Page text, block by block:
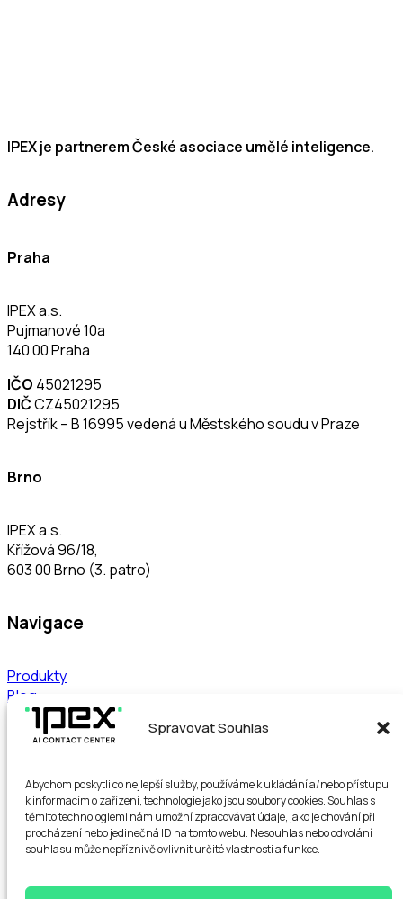
Spravovat Souhlas
Abychom poskytli co nejlepší služby, používáme k ukládání a/nebo přístupu
k informacím o zařízení, technologie jako jsou soubory cookies. Souhlas s
těmito technologiemi nám umožní zpracovávat údaje, jako je chování při
procházení nebo jedinečná ID na tomto webu. Nesouhlas nebo odvolání
souhlasu může nepříznivě ovlivnit určité vlastnosti a funkce.
IPEX je partnerem České asociace umělé inteligence.
Adresy
Praha
IPEX a.s.
Pujmanové 10a
140 00 Praha
IČO 45021295
DIČCZ45021295
Rejstřík – B 16995 vedená u Městského soudu v Praze
Brno
IPEX a.s.
Křížová 96/18,
603 00 Brno (3. patro)
Navigace
Produkty
Blog
Demo
Kontakt
Řešení
Ceník